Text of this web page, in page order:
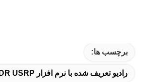
برچسب ها:
رادیو تعریف شده با نرم افزار SDR USRP